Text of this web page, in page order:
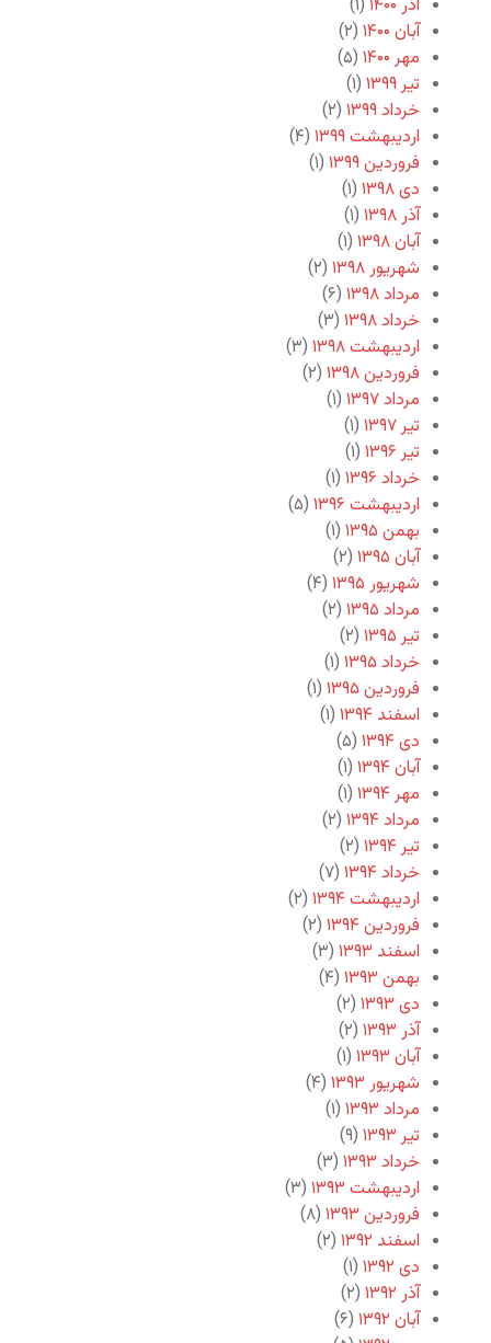
آذر ۱۴۰۰
(۱)
آبان ۱۴۰۰
(۲)
مهر ۱۴۰۰
(۵)
تیر ۱۳۹۹
(۱)
خرداد ۱۳۹۹
(۲)
اردیبهشت ۱۳۹۹
(۴)
فروردین ۱۳۹۹
(۱)
دی ۱۳۹۸
(۱)
آذر ۱۳۹۸
(۱)
آبان ۱۳۹۸
(۱)
شهریور ۱۳۹۸
(۲)
مرداد ۱۳۹۸
(۶)
خرداد ۱۳۹۸
(۳)
اردیبهشت ۱۳۹۸
(۳)
فروردین ۱۳۹۸
(۲)
مرداد ۱۳۹۷
(۱)
تیر ۱۳۹۷
(۱)
تیر ۱۳۹۶
(۱)
خرداد ۱۳۹۶
(۱)
اردیبهشت ۱۳۹۶
(۵)
بهمن ۱۳۹۵
(۱)
آبان ۱۳۹۵
(۲)
شهریور ۱۳۹۵
(۴)
مرداد ۱۳۹۵
(۲)
تیر ۱۳۹۵
(۲)
خرداد ۱۳۹۵
(۱)
فروردین ۱۳۹۵
(۱)
اسفند ۱۳۹۴
(۱)
دی ۱۳۹۴
(۵)
آبان ۱۳۹۴
(۱)
مهر ۱۳۹۴
(۱)
مرداد ۱۳۹۴
(۲)
تیر ۱۳۹۴
(۲)
خرداد ۱۳۹۴
(۷)
اردیبهشت ۱۳۹۴
(۲)
فروردین ۱۳۹۴
(۲)
اسفند ۱۳۹۳
(۳)
بهمن ۱۳۹۳
(۴)
دی ۱۳۹۳
(۲)
آذر ۱۳۹۳
(۲)
آبان ۱۳۹۳
(۱)
شهریور ۱۳۹۳
(۴)
مرداد ۱۳۹۳
(۱)
تیر ۱۳۹۳
(۹)
خرداد ۱۳۹۳
(۳)
اردیبهشت ۱۳۹۳
(۳)
فروردین ۱۳۹۳
(۸)
اسفند ۱۳۹۲
(۲)
دی ۱۳۹۲
(۱)
آذر ۱۳۹۲
(۲)
آبان ۱۳۹۲
(۶)